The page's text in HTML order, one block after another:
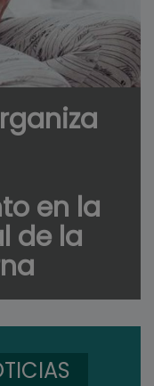
en la
de la